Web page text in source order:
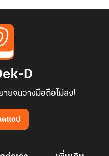
D
ยจนวางมือถือไม่ลง!
ดแอป